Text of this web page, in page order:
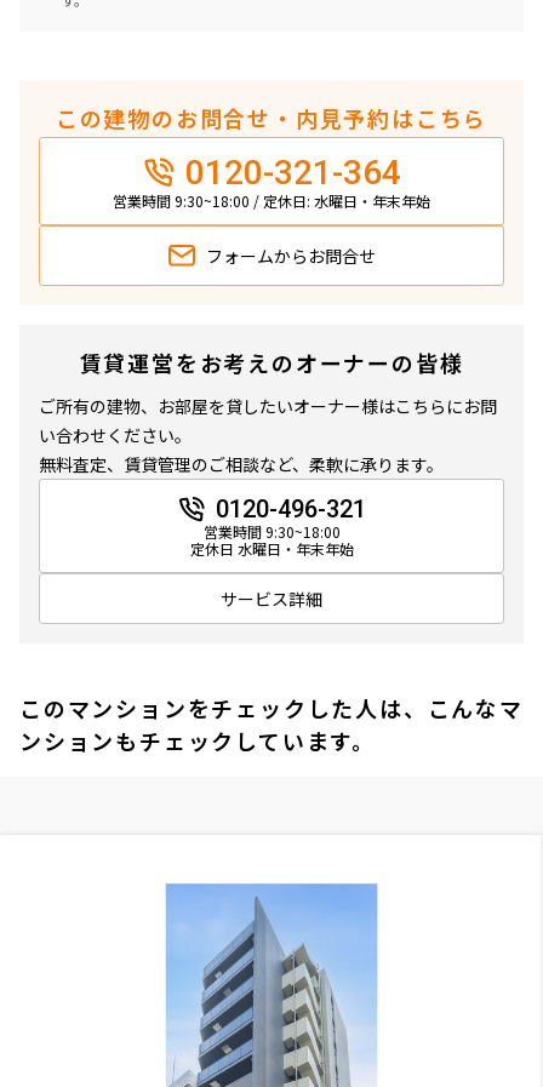
この建物のお問合せ・内見予約はこちら
0120-321-364
営業時間 9:30~18:00 / 定休日: 水曜日・年末年始
フォームから お問合せ
賃貸運営をお考えのオーナーの皆様
ご所有の建物、お部屋を貸したいオーナー様はこちらにお問
い合わせください。
無料査定、賃貸管理のご相談など、柔軟に承ります。
0120-496-321
営業時間 9:30~18:00
定休日 水曜日・年末年始
サービス詳細
このマンションをチェックした人は、こんなマ
ンションもチェックしています。